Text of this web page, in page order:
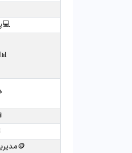
🪙مدیریت سرمایه/کپی تریدینگ